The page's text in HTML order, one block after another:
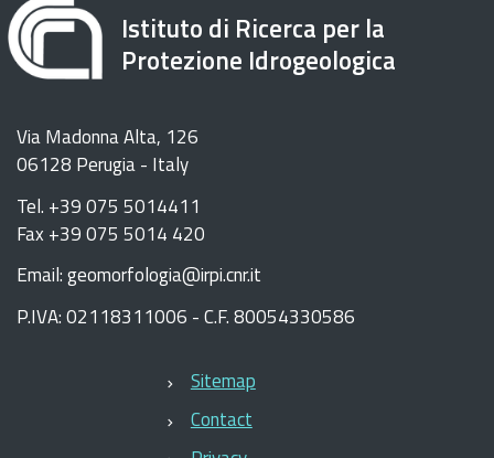
Istituto di Ricerca per la
Protezione Idrogeologica
Via Madonna Alta, 126
06128 Perugia - Italy
Tel. +39 075 5014411
Fax +39 075 5014 420
Email: geomorfologia@irpi.cnr.it
P.IVA: 02118311006 - C.F. 80054330586
Sitemap
Contact